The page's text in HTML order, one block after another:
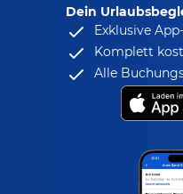
Dein
Exklusive
Komplett
Alle